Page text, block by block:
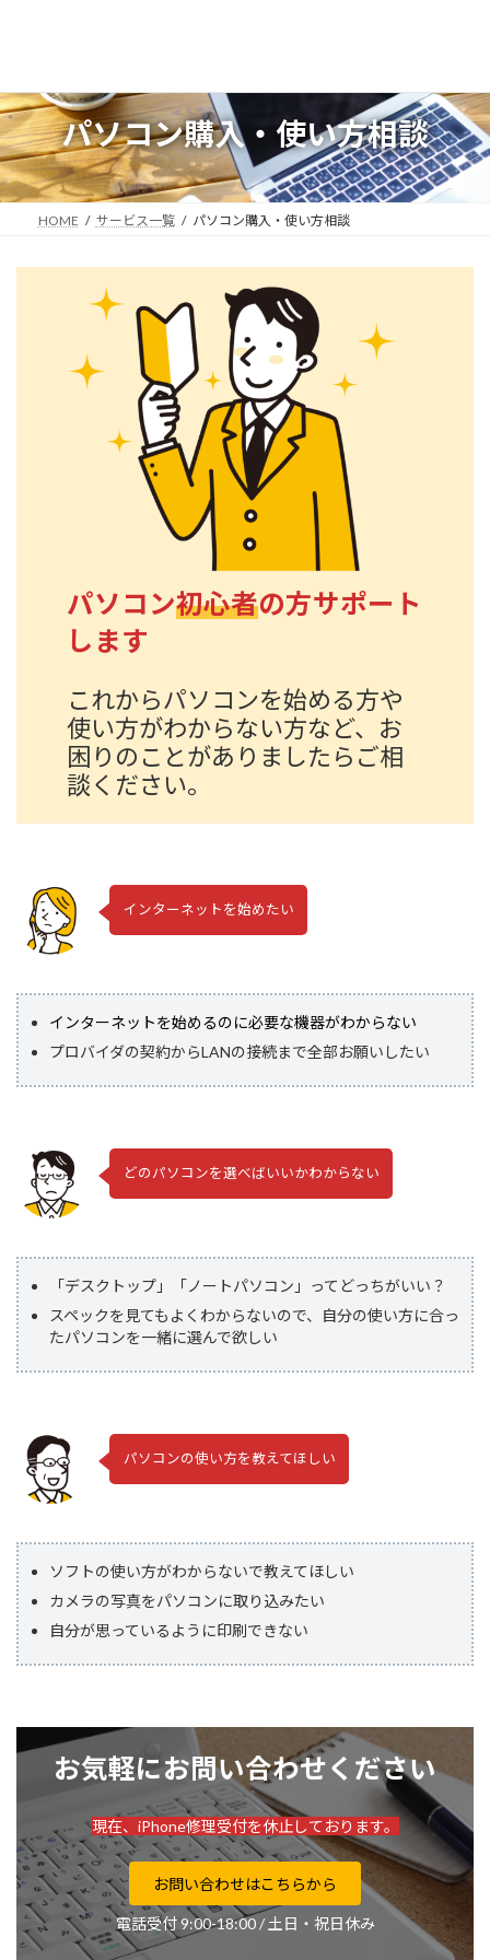
ツ
へ
ス
キ
ッ
プ
シ
ョ
ン
に
移
動
パソコン購入・使い方相談
HOME サービス一覧 パソコン購入・使い方相談
パソコン初心者の方サポート
します
これからパソコンを始める方や
使い方がわからない方など、お
困りのことがありましたらご相
談ください。
インターネットを始めたい
インターネットを始めるのに必要な機器がわからない
プロバイダの契約からLANの接続まで全部お願いしたい
どのパソコンを選べばいいかわからない
「デスクトップ」「ノートパソコン」ってどっちがいい？
スペックを見てもよくわからないので、自分の使い方に合っ
たパソコンを一緒に選んで欲しい
パソコンの使い方を教えてほしい
ソフトの使い方がわからないで教えてほしい
カメラの写真をパソコンに取り込みたい
自分が思っているように印刷できない
お気軽にお問い合わせください
現在、iPhone修理受付を休止しております。
お問い合わせはこちらから
電話受付 9:00-18:00 / 土日・祝日休み